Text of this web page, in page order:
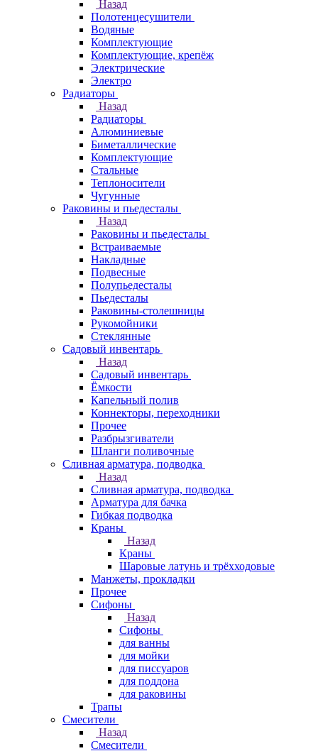
Назад
Полотенцесушители
Водяные
Комплектующие
Комплектующие, крепёж
Электрические
Электро
Радиаторы
Назад
Радиаторы
Алюминиевые
Биметаллические
Комплектующие
Стальные
Теплоносители
Чугунные
Раковины и пьедесталы
Назад
Раковины и пьедесталы
Встраиваемые
Накладные
Подвесные
Полупьедесталы
Пьедесталы
Раковины-столешницы
Рукомойники
Стеклянные
Садовый инвентарь
Назад
Садовый инвентарь
Ёмкости
Капельный полив
Коннекторы, переходники
Прочее
Разбрызгиватели
Шланги поливочные
Сливная арматура, подводка
Назад
Сливная арматура, подводка
Арматура для бачка
Гибкая подводка
Краны
Назад
Краны
Шаровые латунь и трёхходовые
Манжеты, прокладки
Прочее
Сифоны
Назад
Сифоны
для ванны
для мойки
для писсуаров
для поддона
для раковины
Трапы
Смесители
Назад
Смесители